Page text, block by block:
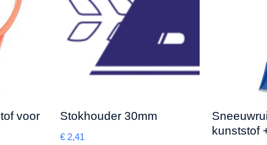
voor
Stokhouder 30mm
€2,41
kunststof